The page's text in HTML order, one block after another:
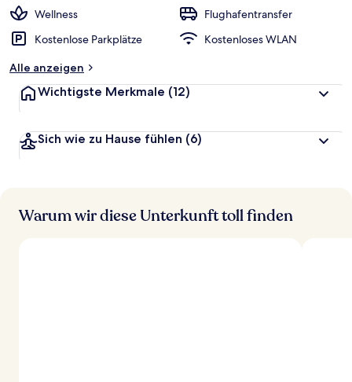
Wellness
Flughafentransfer
Kostenlose Parkplätze
Kostenloses WLAN
Alle anzeigen
Wichtigste Merkmale (12)
Sich wie zu Hause fühlen (6)
Warum wir diese Unterkunft toll finden